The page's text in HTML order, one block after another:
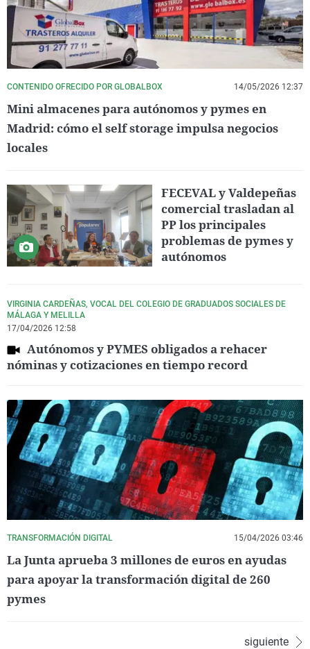
CONTENIDO OFRECIDO POR GLOBALBOX 14/05/2026 12:37
Mini almacenes para autónomos y pymes en
Madrid: cómo el self storage impulsa negocios
locales
FECEVAL y Valdepeñas
comercial trasladan al
PP los principales
problemas de pymes y
autónomos
VIRGINIA CARDEÑAS, VOCAL DEL COLEGIO DE GRADUADOS SOCIALES DE
MÁLAGA Y MELILLA
17/04/2026 12:58
Autónomos y PYMES obligados a rehacer
nóminas y cotizaciones en tiempo record
TRANSFORMACIÓN DIGITAL 15/04/2026 03:46
La Junta aprueba 3 millones de euros en ayudas
para apoyar la transformación digital de 260
pymes
siguiente